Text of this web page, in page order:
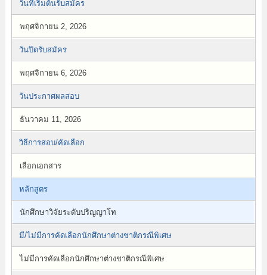
วันที่เริ่มต้นรับสมัคร
พฤศจิกายน 2, 2026
วันปิดรับสมัคร
พฤศจิกายน 6, 2026
วันประกาศผลสอบ
ธันวาคม 11, 2026
วิธีการสอบ/คัดเลือก
เลือกเอกสาร
หลักสูตร
นักศึกษาวิจัยระดับปริญญาโท
มี/ไม่มีการคัดเลือกนักศึกษาต่างชาติกรณีพิเศษ
ไม่มีการคัดเลือกนักศึกษาต่างชาติกรณีพิเศษ